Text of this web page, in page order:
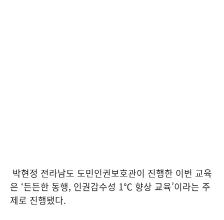
박현정 전라남도 도민인권보호관이 진행한 이번 교육
은 ‘든든한 동행, 인권감수성 1℃ 향상 교육’이라는 주
제로 진행됐다.